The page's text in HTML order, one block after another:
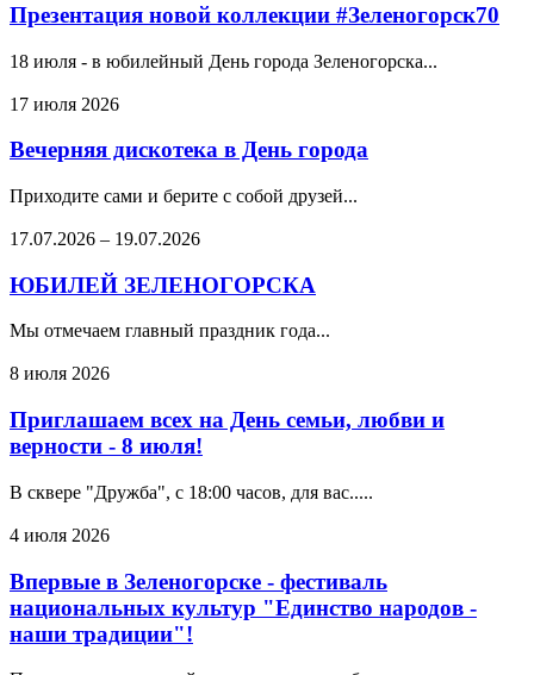
Презентация новой коллекции #Зеленогорск70
18 июля - в юбилейный День города Зеленогорска...
17 июля 2026
Вечерняя дискотека в День города
Приходите сами и берите с собой друзей...
17.07.2026 – 19.07.2026
ЮБИЛЕЙ ЗЕЛЕНОГОРСКА
Мы отмечаем главный праздник года...
8 июля 2026
Приглашаем всех на День семьи, любви и
верности - 8 июля!
В сквере "Дружба", с 18:00 часов, для вас.....
4 июля 2026
Впервые в Зеленогорске - фестиваль
национальных культур "Единство народов -
наши традиции"!